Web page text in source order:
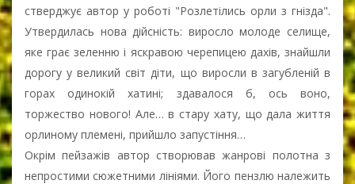
стверджує автор у роботі "Розлетілись орли з гнізда".
Утвердилась нова дійсність: виросло молоде селище,
яке грає зеленню і яскравою черепицею дахів, знайшли
дорогу у великий світ діти, що виросли в загубленій в
горах одинокій хатині; здавалося б, ось воно,
торжество нового! Але… в стару хату, що дала життя
орлиному племені, прийшло запустіння…
Окрім пейзажів автор створював жанрові полотна з
непростими сюжетними лініями. Його пензлю належить